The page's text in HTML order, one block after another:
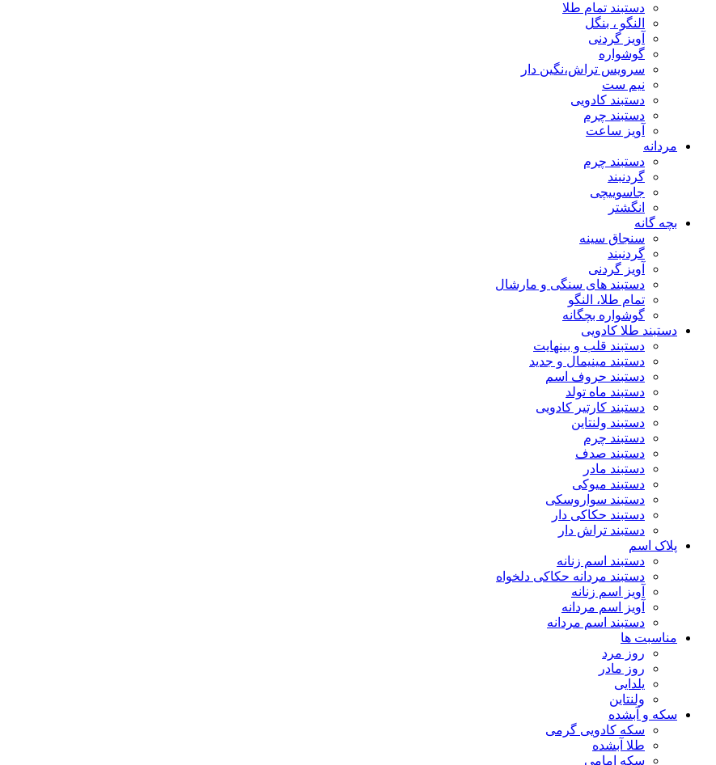
دستبند تمام طلا
النگو ، بنگل
آویز گردنی
گوشواره
سرویس تراش،نگین دار
نیم ست
دستبند کادویی
دستبند چرم
آویز ساعت
مردانه
دستبند چرم
گردنبند
جاسوییچی
انگشتر
بچه گانه
سنجاق سینه
گردنبند
آویز گردنی
دستبند های سنگی و مارشال
تمام طلا، النگو
گوشواره بچگانه
دستبند طلا کادویی
دستبند قلب و بینهایت
دستبند مینیمال و جدید
دستبند حروف اسم
دستبند ماه تولد
دستبند کارتیر کادویی
دستبند ولنتاین
دستبند چرم
دستبند صدف
دستبند مادر
دستبند میوکی
دستبند سواروسکی
دستبند حکاکی دار
دستبند تراش دار
پلاک اسم
دستبند اسم زنانه
دستبند مردانه حکاکی دلخواه
آویز اسم زنانه
آویز اسم مردانه
دستبند اسم مردانه
مناسبت ها
روز مرد
روز مادر
یلدایی
ولنتاین
سکه و آبشده
سکه کادویی گرمی
طلا آبشده
سکه امامی